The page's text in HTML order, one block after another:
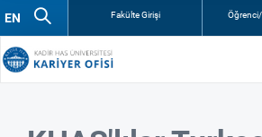
Fakülte Girişi